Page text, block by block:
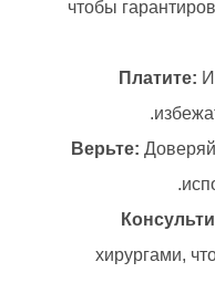
чтобы
Платите:
Верьте:
хирургами,